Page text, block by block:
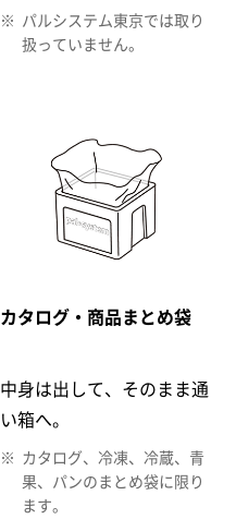
パルシステム東京では取り
扱っていません。
カタログ・商品まとめ袋
中身は出して、そのまま通
い箱へ。
カタログ、冷凍、冷蔵、青
果、パンのまとめ袋に限り
ます。